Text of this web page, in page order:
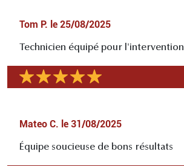
Tom P. le 25/08/2025
Technicien équipé pour l'intervention
Mateo C. le 31/08/2025
Équipe soucieuse de bons résultats